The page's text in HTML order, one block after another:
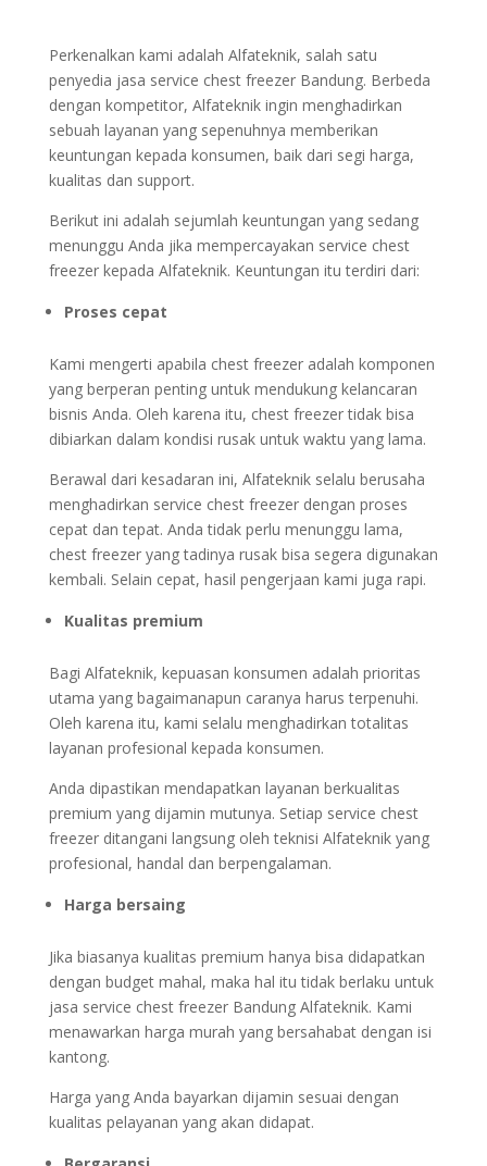
Perkenalkan kami adalah Alfateknik, salah satu
penyedia jasa service chest freezer Bandung. Berbeda
dengan kompetitor, Alfateknik ingin menghadirkan
sebuah layanan yang sepenuhnya memberikan
keuntungan kepada konsumen, baik dari segi harga,
kualitas dan support.
Berikut ini adalah sejumlah keuntungan yang sedang
menunggu Anda jika mempercayakan service chest
freezer kepada Alfateknik. Keuntungan itu terdiri dari:
Proses cepat
Kami mengerti apabila chest freezer adalah komponen
yang berperan penting untuk mendukung kelancaran
bisnis Anda. Oleh karena itu, chest freezer tidak bisa
dibiarkan dalam kondisi rusak untuk waktu yang lama.
Berawal dari kesadaran ini, Alfateknik selalu berusaha
menghadirkan service chest freezer dengan proses
cepat dan tepat. Anda tidak perlu menunggu lama,
chest freezer yang tadinya rusak bisa segera digunakan
kembali. Selain cepat, hasil pengerjaan kami juga rapi.
Kualitas premium
Bagi Alfateknik, kepuasan konsumen adalah prioritas
utama yang bagaimanapun caranya harus terpenuhi.
Oleh karena itu, kami selalu menghadirkan totalitas
layanan profesional kepada konsumen.
Anda dipastikan mendapatkan layanan berkualitas
premium yang dijamin mutunya. Setiap service chest
freezer ditangani langsung oleh teknisi Alfateknik yang
profesional, handal dan berpengalaman.
Harga bersaing
Jika biasanya kualitas premium hanya bisa didapatkan
dengan budget mahal, maka hal itu tidak berlaku untuk
jasa service chest freezer Bandung Alfateknik. Kami
menawarkan harga murah yang bersahabat dengan isi
kantong.
Harga yang Anda bayarkan dijamin sesuai dengan
kualitas pelayanan yang akan didapat.